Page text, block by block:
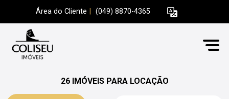
Área do Cliente (049) 8870-4365
26 IMÓVEIS PARA LOCAÇÃO